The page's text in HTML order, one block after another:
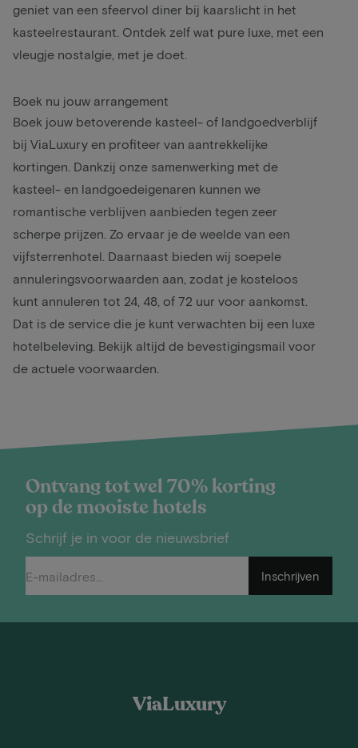
geniet van een sfeervol diner bij kaarslicht in het
kasteelrestaurant. Ontdek zelf wat pure luxe, met een
vleugje nostalgie, met je doet.
Boek nu jouw arrangement
Boek jouw betoverende kasteel- of landgoedverblijf
bij ViaLuxury en profiteer van aantrekkelijke
kortingen. Dankzij onze samenwerking met de
kasteel- en landgoedeigenaren kunnen we
romantische verblijven aanbieden tegen zeer
scherpe prijzen. Zo ervaar je de weelde van een
vijfsterrenhotel. Daarnaast bieden wij soepele
annuleringsvoorwaarden aan, zodat je kosteloos
kunt annuleren tot 24, 48, of 72 uur voor aankomst.
Dat is de service die je kunt verwachten bij een luxe
hotelbeleving. Bekijk altijd de bevestigingsmail voor
de actuele voorwaarden.
Ontvang tot wel 70% korting
op de mooiste hotels
Schrijf je in voor de nieuwsbrief
Inschrijven
ViaLuxury